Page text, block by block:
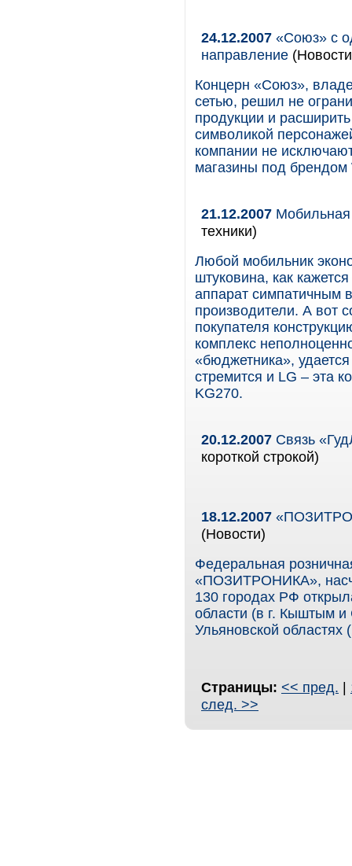
24.12.2007 «Союз» с
направление
Концерн «Союз»,
сетью, решил не
продукции и
символикой
компании не
магазины под брендом
21.12.2007 Мобильная
техники)
Любой мобильник
штуковина, как
аппарат симпатичным
производители. А вот
покупателя
комплекс
«бюджетника»,
стремится и LG – эта
KG270.
20.12.2007 Связь
короткой строкой)
18.12.2007
(Новости)
Федеральная
«ПОЗИТРОНИКА»,
130 городах РФ
области (в г. Кыштым и
Ульяновской областях
Страницы: << пред. |
след. >>